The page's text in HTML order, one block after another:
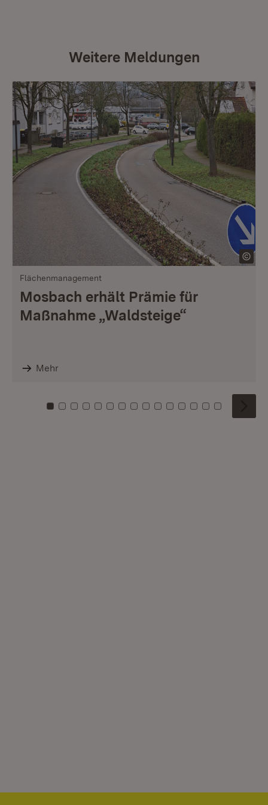
Weitere Meldungen
Flächenmanagement
Mosbach erhält Prämie für
Maßnahme „Waldsteige“
Mehr
Zu Kachel: 0
Zu Kachel: 1
Zu Kachel: 2
Zu Kachel: 3
Zu Kachel: 4
Zu Kachel: 5
Zu Kachel: 6
Zu Kachel: 7
Zu Kachel: 8
Zu Kachel: 9
Zu Kachel: 10
Zu Kachel: 11
Zu Kachel: 12
Zu Kachel:
Zu